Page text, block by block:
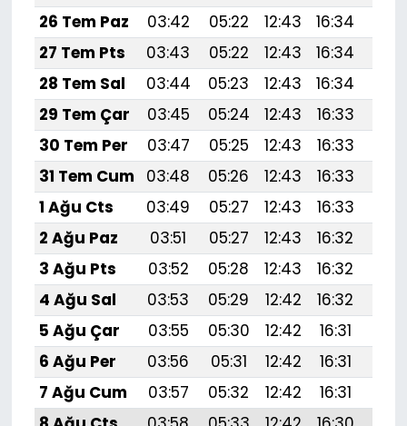
26 Tem Paz
03:42 05:22 12:43 16:34
27 Tem Pts
03:43 05:22 12:43 16:34
28 Tem Sal
03:44 05:23 12:43 16:34
29 Tem Çar
03:45 05:24 12:43 16:33
30 Tem Per
03:47 05:25 12:43 16:33
31 Tem Cum
03:48 05:26 12:43 16:33
1 Ağu Cts
03:49 05:27 12:43 16:33
2 Ağu Paz
03:51 05:27 12:43 16:32
3 Ağu Pts
03:52 05:28 12:43 16:32
4 Ağu Sal
03:53 05:29 12:42 16:32
5 Ağu Çar
03:55 05:30 12:42 16:31
6 Ağu Per
03:56 05:31 12:42 16:31
7 Ağu Cum
03:57 05:32 12:42 16:31